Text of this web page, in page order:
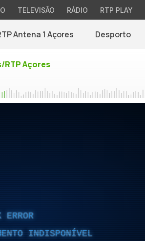
TELEVISÃO RÁDIO RTP PLAY
Antena 1 Açores Desporto
RTP Açores
INDISPONÍVEL